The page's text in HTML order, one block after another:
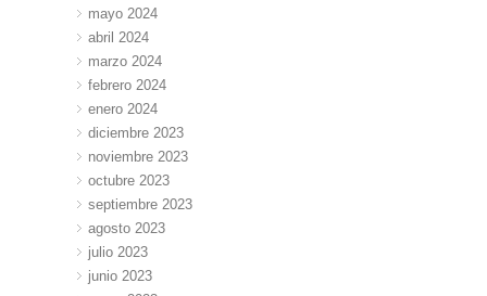
mayo 2024
abril 2024
marzo 2024
febrero 2024
enero 2024
diciembre 2023
noviembre 2023
octubre 2023
septiembre 2023
agosto 2023
julio 2023
junio 2023